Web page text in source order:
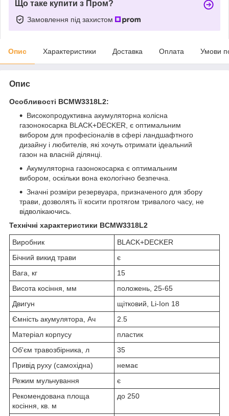
Що таке купити з Пром?
Замовлення під захистом
Опис Характеристики Доставка Оплата Умови
Опис
Особливості BCMW3318L2:
Високопродуктивна акумуляторна колісна
газонокосарка BLACK+DECKER, є оптимальним
вибором для професіоналів в сфері ландшафтного
дизайну і любителів, які хочуть отримати ідеальний
газон на власній ділянці.
Акумуляторна газонокосарка є оптимальним
вибором, оскільки вона екологічно безпечна.
Значні розміри резервуара, призначеного для збору
трави, дозволять її косити протягом тривалого часу, не
відволікаючись.
Технічні характеристики BCMW3318L2
Виробник
BLACK+DECKER
Бічний викид трави
є
Вага, кг
15
Висота косіння, мм
положень, 25-65
Двигун
щітковий, Li-Ion 18
Ємність акумулятора, Ач
2.5
Матеріал корпусу
пластик
Об'єм травозбірника, л
35
Привід руху (самохідна)
немає
Режим мульчування
є
Рекомендована площа
косіння, кв. м
до 250